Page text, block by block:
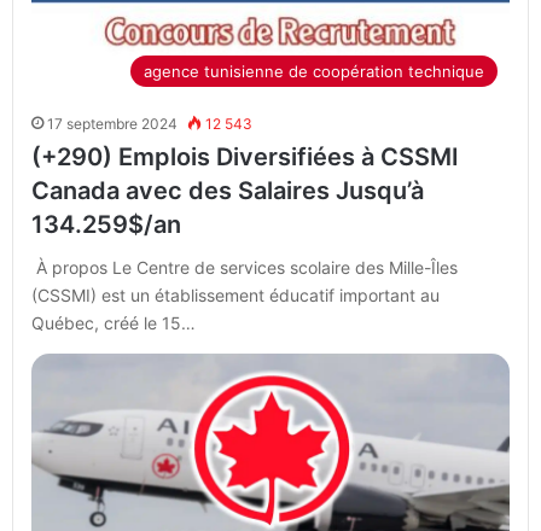
agence tunisienne de coopération technique
17 septembre 2024 12 543
(+290) Emplois Diversifiées à CSSMI
Canada avec des Salaires Jusqu’à
134.259$/an
À propos Le Centre de services scolaire des Mille-Îles
(CSSMI) est un établissement éducatif important au
Québec, créé le 15…